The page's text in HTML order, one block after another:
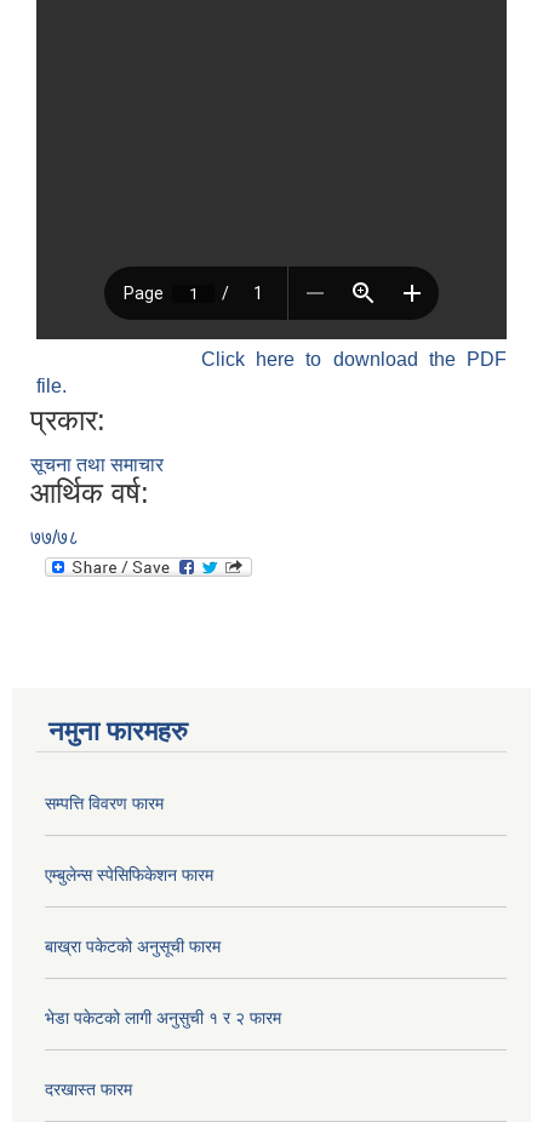
Click here to download the PDF
file.
प्रकार:
सूचना तथा समाचार
आर्थिक वर्ष:
७७/७८
नमुना फारमहरु
सम्पत्ति विवरण फारम
एम्बुलेन्स स्पेसिफिकेशन फारम
बाख्रा पकेटको अनुसूची फारम
भेडा पकेटको लागी अनुसुची १ र २ फारम
दरखास्त फारम